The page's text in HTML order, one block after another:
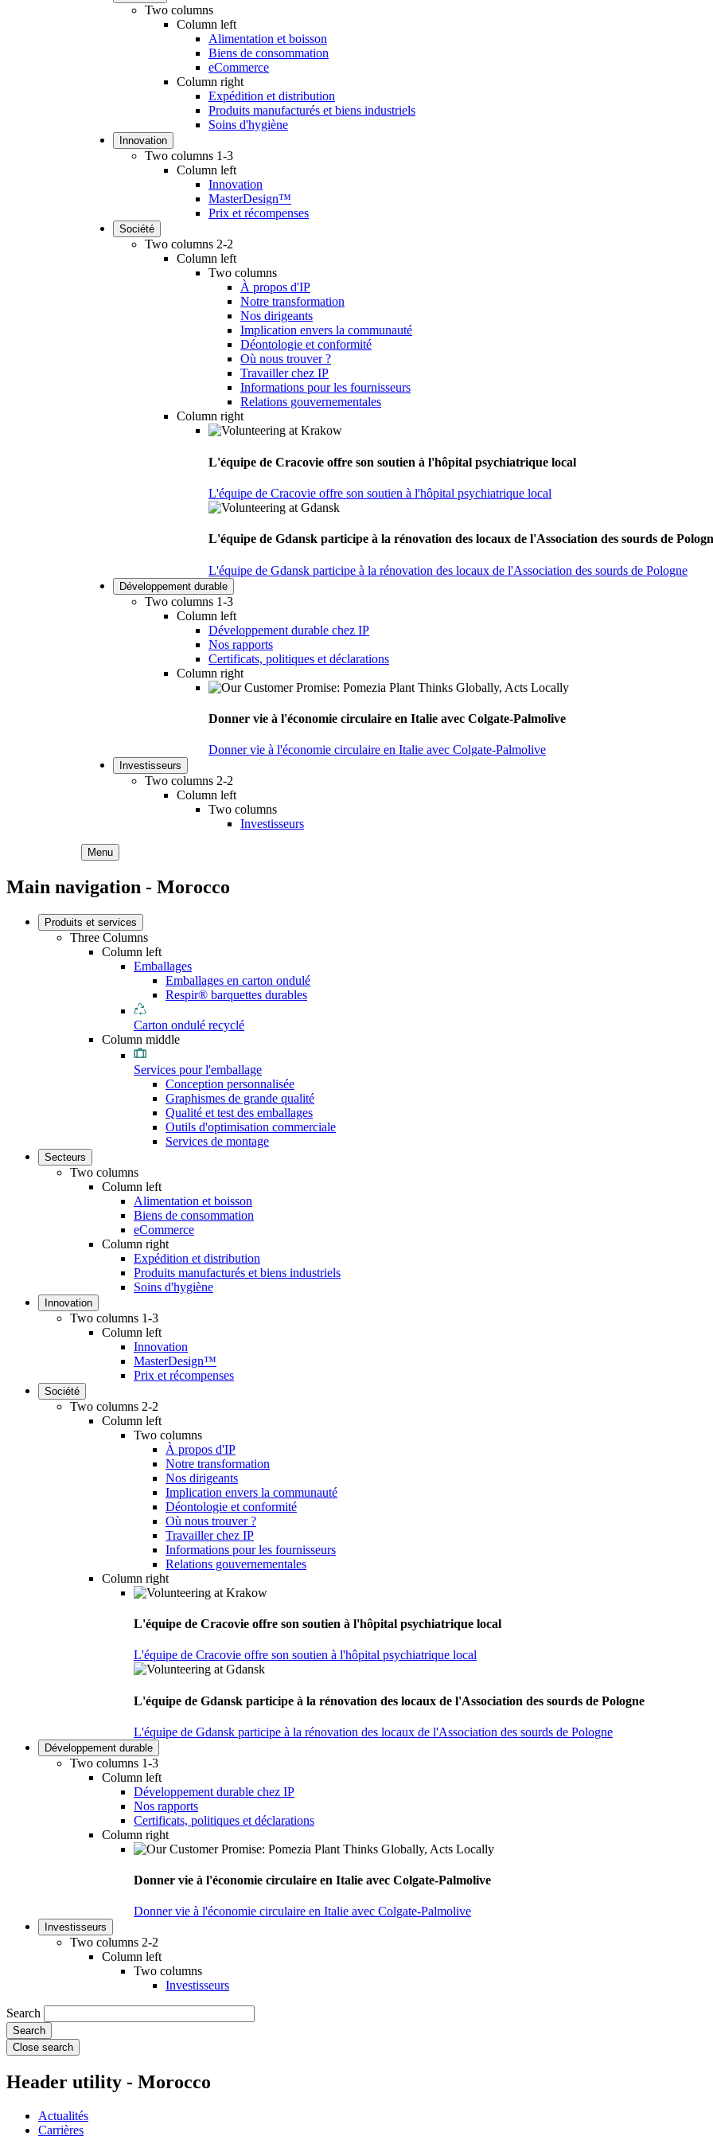
Two columns
Column left
Alimentation et boisson
Biens de consommation
eCommerce
Column right
Expédition et distribution
Produits manufacturés et biens industriels
Soins d'hygiène
Innovation
Two columns 1-3
Column left
Innovation
MasterDesign™
Prix et récompenses
Société
Two columns 2-2
Column left
Two columns
À propos d'IP
Notre transformation
Nos dirigeants
Implication envers la communauté
Déontologie et conformité
Où nous trouver ?
Travailler chez IP
Informations pour les fournisseurs
Relations gouvernementales
Column right
L'équipe de Cracovie offre son soutien à l'hôpital psychiatrique local
L'équipe de Cracovie offre son soutien à l'hôpital psychiatrique local
L'équipe de Gdansk participe à la rénovation des locaux de l'Association des sourds de
L'équipe de Gdansk participe à la rénovation des locaux de l'Association des sourds de Pologne
Développement durable
Two columns 1-3
Column left
Développement durable chez IP
Nos rapports
Certificats, politiques et déclarations
Column right
Donner vie à l'économie circulaire en Italie avec Colgate-Palmolive
Donner vie à l'économie circulaire en Italie avec Colgate-Palmolive
Investisseurs
Two columns 2-2
Column left
Two columns
Investisseurs
Menu
Main navigation - Morocco
Produits et services
Three Columns
Column left
Emballages
Emballages en carton ondulé
Respir® barquettes durables
Carton ondulé recyclé
Column middle
Services pour l'emballage
Conception personnalisée
Graphismes de grande qualité
Qualité et test des emballages
Outils d'optimisation commerciale
Services de montage
Secteurs
Two columns
Column left
Alimentation et boisson
Biens de consommation
eCommerce
Column right
Expédition et distribution
Produits manufacturés et biens industriels
Soins d'hygiène
Innovation
Two columns 1-3
Column left
Innovation
MasterDesign™
Prix et récompenses
Société
Two columns 2-2
Column left
Two columns
À propos d'IP
Notre transformation
Nos dirigeants
Implication envers la communauté
Déontologie et conformité
Où nous trouver ?
Travailler chez IP
Informations pour les fournisseurs
Relations gouvernementales
Column right
L'équipe de Cracovie offre son soutien à l'hôpital psychiatrique local
L'équipe de Cracovie offre son soutien à l'hôpital psychiatrique local
L'équipe de Gdansk participe à la rénovation des locaux de l'Association des sourds de Pologne
L'équipe de Gdansk participe à la rénovation des locaux de l'Association des sourds de Pologne
Développement durable
Two columns 1-3
Column left
Développement durable chez IP
Nos rapports
Certificats, politiques et déclarations
Column right
Donner vie à l'économie circulaire en Italie avec Colgate-Palmolive
Donner vie à l'économie circulaire en Italie avec Colgate-Palmolive
Investisseurs
Two columns 2-2
Column left
Two columns
Investisseurs
Search
Close search
Header utility - Morocco
Actualités
Carrières